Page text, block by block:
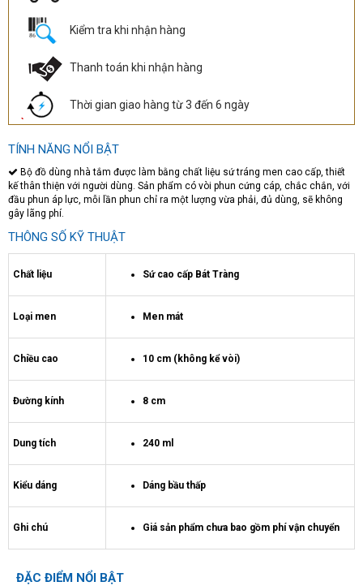
Kiểm tra khi nhận hàng
Thanh toán khi nhận hàng
Thời gian giao hàng từ 3 đến 6 ngày
TÍNH NĂNG NỔI BẬT
Bộ đồ dùng nhà tắm được làm bằng chất liệu sứ tráng men cao cấp, thiết
kế thân thiện với người dùng. Sản phẩm có vòi phun cứng cáp, chắc chắn, với
đầu phun áp lực, mỗi lần phun chỉ ra một lượng vừa phải, đủ dùng, sẽ không
gây lãng phí.
THÔNG SỐ KỸ THUẬT
Chất liệu Sứ cao cấp Bát Tràng
Loại men Men mát
Chiều cao 10 cm (không kể vòi)
Đường kính 8 cm
Dung tích 240 ml
Kiểu dáng Dáng bầu thấp
Ghi chú Giá sản phẩm chưa bao gồm phí vận chuyển
ĐẶC ĐIỂM NỔI BẬT